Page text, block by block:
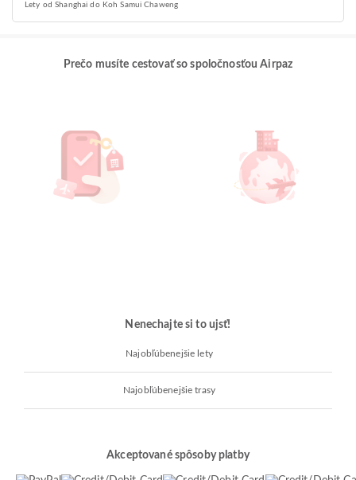
Lety od Shanghai do Koh Samui Chaweng
Prečo musíte cestovať so spoločnosťou Airpaz
Nenechajte si to ujsť!
Najobľúbenejšie lety
Najobľúbenejšie trasy
Akceptované spôsoby platby